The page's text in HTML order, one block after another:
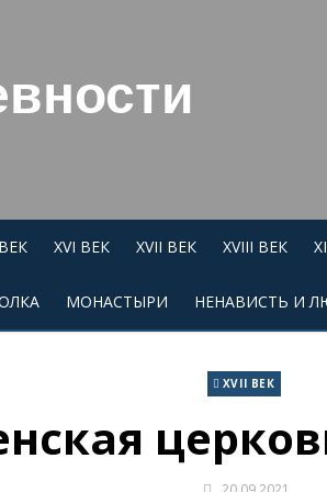
XVI ВЕК XVII ВЕК XVIII ВЕК
МОНАСТЫРИ НЕНАВИСТЬ И
XVII ВЕК